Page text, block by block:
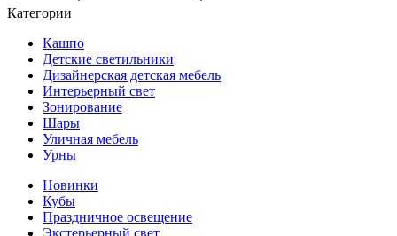
Категории
Кашпо
Детские светильники
Дизайнерская детская мебель
Интерьерный свет
Зонирование
Шары
Уличная мебель
Урны
Новинки
Кубы
Праздничное освещение
Экстерьерный свет